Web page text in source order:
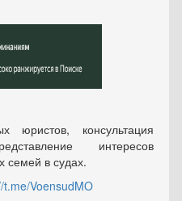
юристов, консультация
интересов
семей в судах.
t.me/VoensudMO